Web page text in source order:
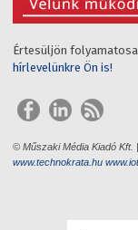
Értesüljön
hírlevelünkre Ön is!
© Műszaki Média Kiadó Kft.
www.technokrata.hu